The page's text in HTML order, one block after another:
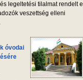
legeltetési tilalmat rendelt el
veszettség elleni
óvodai